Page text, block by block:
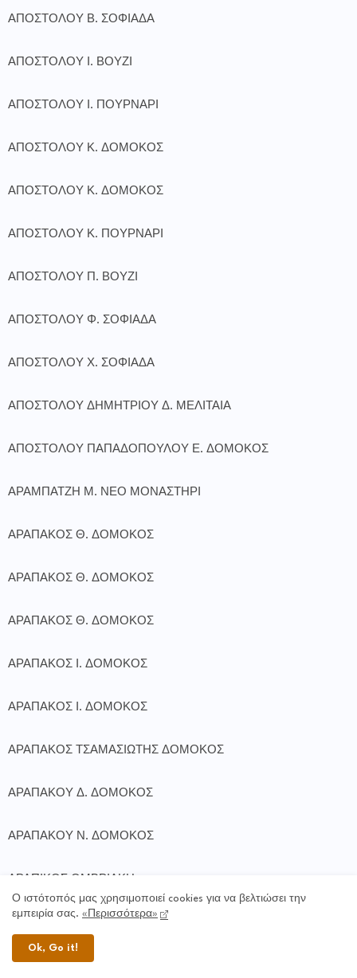
ΑΠΟΣΤΟΛΟΥ Β. ΣΟΦΙΑΔΑ
ΑΠΟΣΤΟΛΟΥ Ι. ΒΟΥΖΙ
ΑΠΟΣΤΟΛΟΥ Ι. ΠΟΥΡΝΑΡΙ
ΑΠΟΣΤΟΛΟΥ Κ. ΔΟΜΟΚΟΣ
ΑΠΟΣΤΟΛΟΥ Κ. ΔΟΜΟΚΟΣ
ΑΠΟΣΤΟΛΟΥ Κ. ΠΟΥΡΝΑΡΙ
ΑΠΟΣΤΟΛΟΥ Π. ΒΟΥΖΙ
ΑΠΟΣΤΟΛΟΥ Φ. ΣΟΦΙΑΔΑ
ΑΠΟΣΤΟΛΟΥ Χ. ΣΟΦΙΑΔΑ
ΑΠΟΣΤΟΛΟΥ ΔΗΜΗΤΡΙΟΥ Δ. ΜΕΛΙΤΑΙΑ
ΑΠΟΣΤΟΛΟΥ ΠΑΠΑΔΟΠΟΥΛΟΥ Ε. ΔΟΜΟΚΟΣ
ΑΡΑΜΠΑΤΖΗ Μ. ΝΕΟ ΜΟΝΑΣΤΗΡΙ
ΑΡΑΠΑΚΟΣ Θ. ΔΟΜΟΚΟΣ
ΑΡΑΠΑΚΟΣ Θ. ΔΟΜΟΚΟΣ
ΑΡΑΠΑΚΟΣ Θ. ΔΟΜΟΚΟΣ
ΑΡΑΠΑΚΟΣ Ι. ΔΟΜΟΚΟΣ
ΑΡΑΠΑΚΟΣ Ι. ΔΟΜΟΚΟΣ
ΑΡΑΠΑΚΟΣ ΤΣΑΜΑΣΙΩΤΗΣ ΔΟΜΟΚΟΣ
ΑΡΑΠΑΚΟΥ Δ. ΔΟΜΟΚΟΣ
ΑΡΑΠΑΚΟΥ Ν. ΔΟΜΟΚΟΣ
ΑΡΑΠΙΚΟΣ Γ. ΟΜΒΡΙΑΚΗ
ΑΡΑΠΙΚΟΣ Ε. ΟΜΒΡΙΑΚΗ
Ο ιστότοπός μας χρησιμοποιεί cookies για να βελτιώσει την
εμπειρία σας. «Περισσότερα»
Ok, Go it!